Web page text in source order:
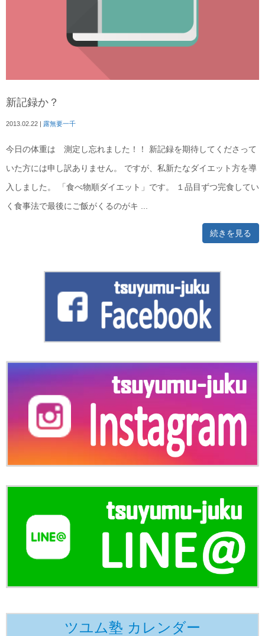
新記録か？
2013.02.22 | 露無要一千
今日の体重は 測定し忘れました！！ 新記録を期待してくださって
いた方には申し訳ありません。 ですが、私新たなダイエット方を導
入しました。 「食べ物順ダイエット」です。 １品目ずつ完食してい
く食事法で最後にご飯がくるのがキ ...
続きを見る
ツユム塾 カレンダー